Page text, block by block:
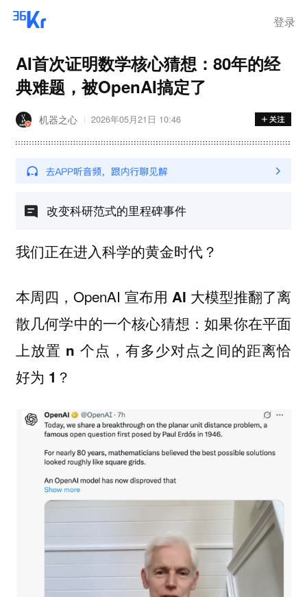
登录
AI首次证明数学核心猜想：80年的经
典难题，被OpenAI搞定了
机器之心 2026年05月21日 10:46
改变科研范式的里程碑事件
我们正在进入科学的黄金时代？
本周四，OpenAI 宣布用 AI 大模型推翻了离
散几何学中的一个核心猜想：如果你在平面
上放置 n 个点，有多少对点之间的距离恰
好为 1？